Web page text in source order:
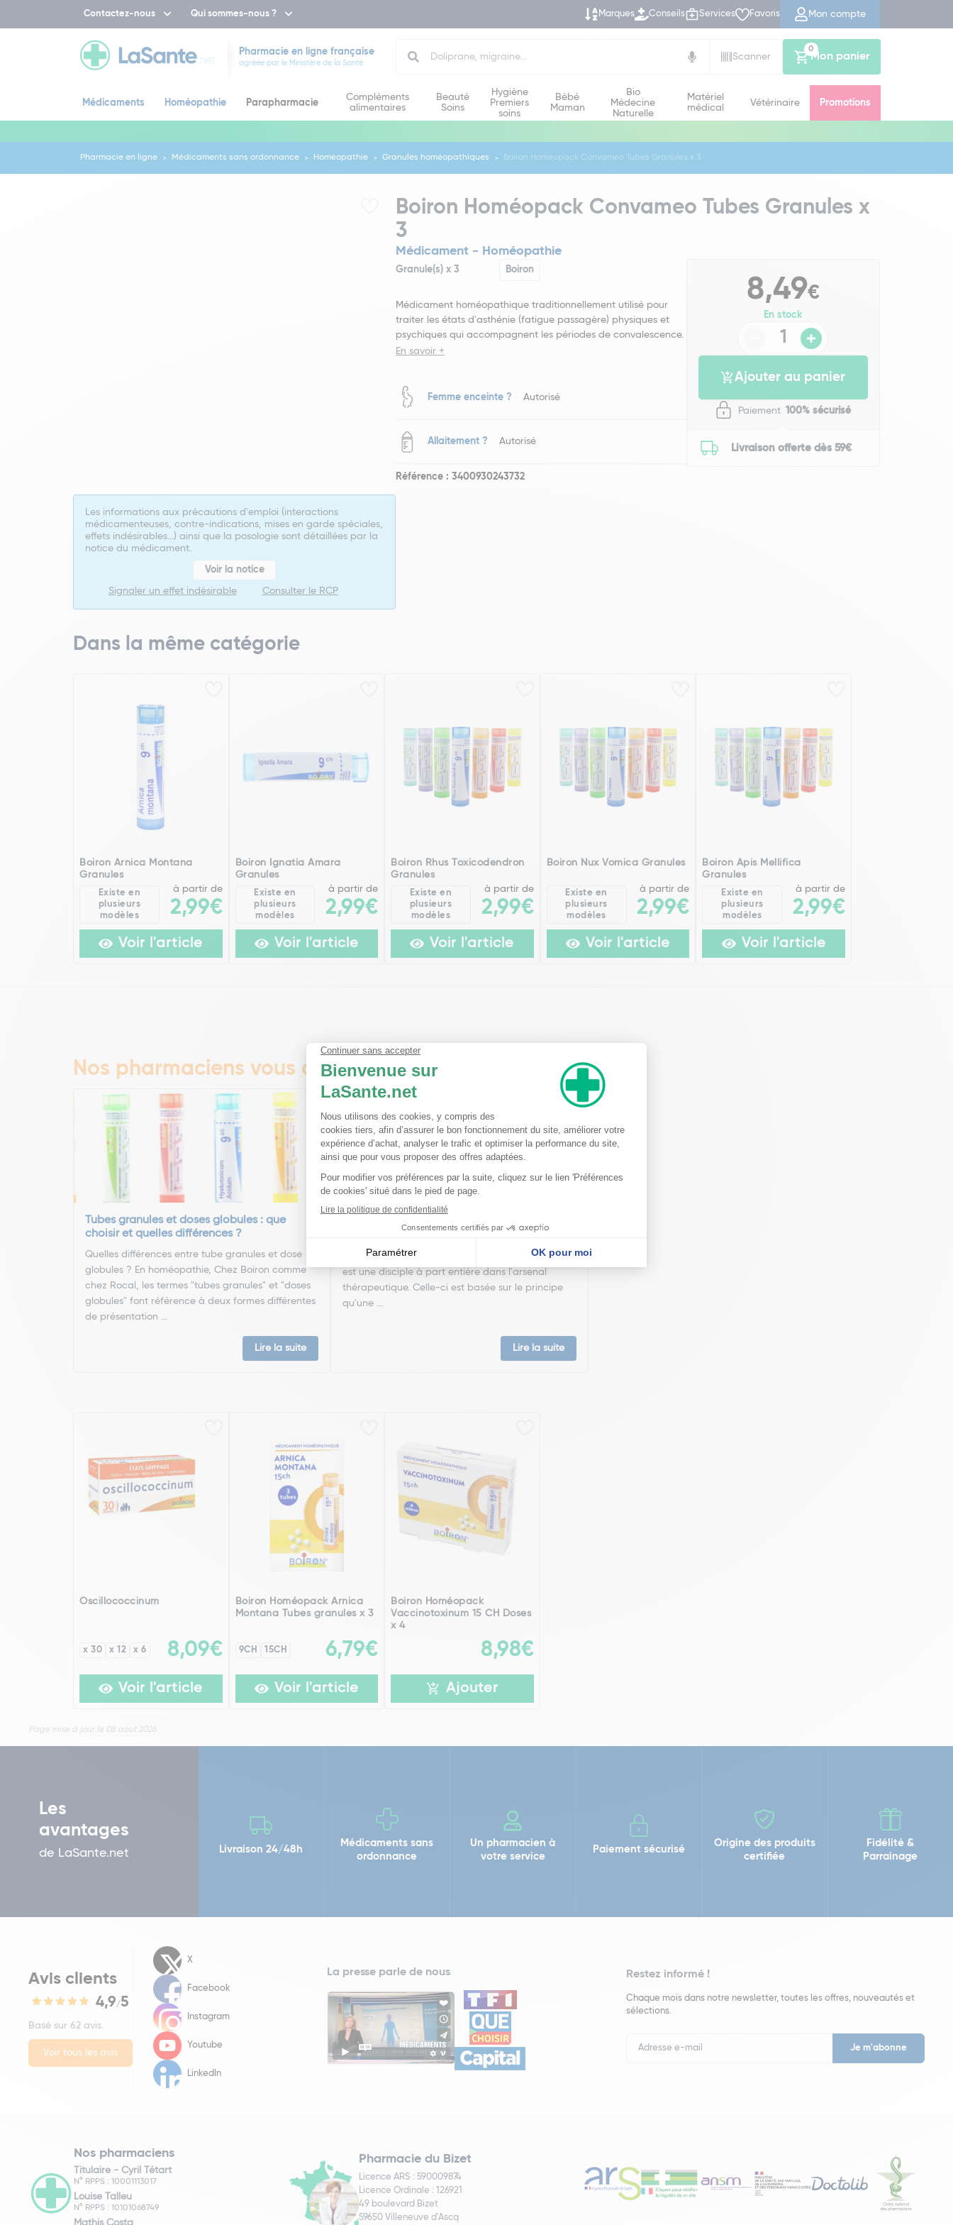
Contactez-nous Qui sommes-nous ? Marques Conseils Services Favoris Mon compte
Pharmacie en ligne française
agréée par le Ministère de la Santé
Scanner
Mon panier
0
Médicaments Homéopathie Parapharmacie
Compléments
alimentaires
Beauté
Soins
Hygiène
Premiers
soins
Bébé
Maman
Bio
Médecine
Naturelle
Matériel
médical
Vétérinaire Promotions
Pharmacie en ligne Médicaments sans ordonnance Homéopathie Granules homéopathiques Boiron Homéopack Convameo Tubes Granules x 3
Boiron Homéopack Convameo Tubes Granules x
3
Médicament - Homéopathie
Granule(s) x 3 Boiron
Médicament homéopathique traditionnellement utilisé pour
traiter les états d'asthénie (fatigue passagère) physiques et
psychiques qui accompagnent les périodes de convalescence.
En savoir +
Femme enceinte ? Autorisé
Allaitement ? Autorisé
Référence : 3400930243732
8,49€
En stock
Ajouter au panier
Paiement 100% sécurisé
Livraison offerte dès 59€
Les informations aux précautions d'emploi (interactions
médicamenteuses, contre-indications, mises en garde spéciales,
effets indésirables...) ainsi que la posologie sont détaillées par la
notice du médicament.
Voir la notice
Signaler un effet indésirable Consulter le RCP
Dans la même catégorie
Boiron Arnica Montana
Granules
Existe en
plusieurs
modèles
à partir de
2,99€
Voir l'article
Boiron Ignatia Amara
Granules
Existe en
plusieurs
modèles
à partir de
2,99€
Voir l'article
Boiron Rhus Toxicodendron
Granules
Existe en
plusieurs
modèles
à partir de
2,99€
Voir l'article
Boiron Nux Vomica Granules
Existe en
plusieurs
modèles
à partir de
2,99€
Voir l'article
Boiron Apis Mellifica
Granules
Existe en
plusieurs
modèles
à partir de
2,99€
Voir l'article
Nos pharmaciens vous conseillent
Tubes granules et doses globules : que
choisir et quelles différences ?
Quelles différences entre tube granules et dose
globules ? En homéopathie, Chez Boiron comme
chez Rocal, les termes "tubes granules" et "doses
globules" font référence à deux formes différentes
de présentation ...
Lire la suite
homéopathiques à avoir chez soi ! L'homéopathie
est une disciple à part entière dans l'arsenal
thérapeutique. Celle-ci est basée sur le principe
qu'une ...
Lire la suite
Oscillococcinum
x 30 x 12 x 6 8,09€
Voir l'article
Boiron Homéopack Arnica
Montana Tubes granules x 3
9CH 15CH 6,79€
Voir l'article
Boiron Homéopack
Vaccinotoxinum 15 CH Doses
x 4
8,98€
Ajouter
Page mise à jour le 08 aout 2026
Les
avantages
de LaSante.net Livraison 24/48h
Médicaments sans
ordonnance
Un pharmacien à
votre service
Paiement sécurisé
Origine des produits
certifiée
Fidélité &
Parrainage
Avis clients
4,9/5
Basé sur 62 avis.
Voir tous les avis
X
Facebook
Instagram
Youtube
LinkedIn
La presse parle de nous Restez informé !
Chaque mois dans notre newsletter, toutes les offres, nouveautés et
sélections.
Newsletter
Nos pharmaciens
Titulaire - Cyril Tétart
N° RPPS : 10001113017
Louise Talleu
N° RPPS : 10101068749
Pharmacie du Bizet
Licence ARS : 590009874
Licence Ordinale : 126921
49 boulevard Bizet
59650 Villeneuve d'Ascq